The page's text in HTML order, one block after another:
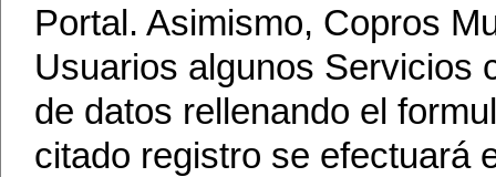
Portal. Asimismo, Copros
Usuarios algunos Servicios
de datos rellenando el
citado registro se efectuará